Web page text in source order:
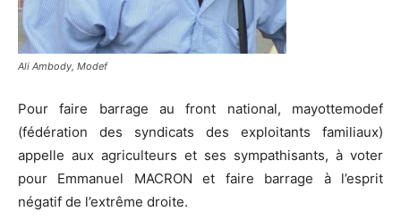
Ali Ambody, Modef
Pour faire barrage au front national, mayottemodef
(fédération des syndicats des exploitants familiaux)
appelle aux agriculteurs et ses sympathisants, à voter
pour Emmanuel MACRON et faire barrage à l’esprit
négatif de l’extrême droite.